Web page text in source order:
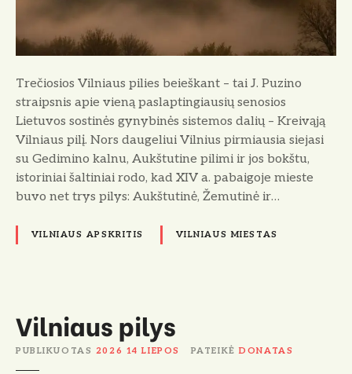
l
n
s
p
i
e
e
š
Trečiosios Vilniaus pilies beieškant – tai J. Puzino
straipsnis apie vieną paslaptingiausių senosios
Lietuvos sostinės gynybinės sistemos dalių – Kreivąją
Vilniaus pilį. Nors daugeliui Vilnius pirmiausia siejasi
su Gedimino kalnu, Aukštutine pilimi ir jos bokštu,
istoriniai šaltiniai rodo, kad XIV a. pabaigoje mieste
buvo net trys pilys: Aukštutinė, Žemutinė ir…
VILNIAUS APSKRITIS VILNIAUS MIESTAS
Vilniaus pilys
PUBLIKUOTAS 2026 14 LIEPOS PATEIKĖ DONATAS